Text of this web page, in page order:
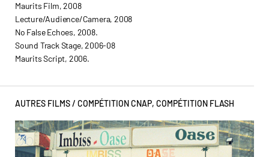
Maurits Film, 2008
Lecture/Audience/Camera, 2008
No False Echoes, 2008.
Sound Track Stage, 2006-08
Maurits Script, 2006.
AUTRES FILMS / COMPÉTITION CNAP, COMPÉTITION FLASH